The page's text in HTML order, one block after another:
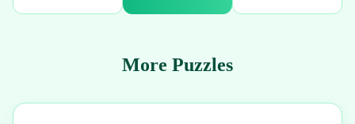
More Puzzles